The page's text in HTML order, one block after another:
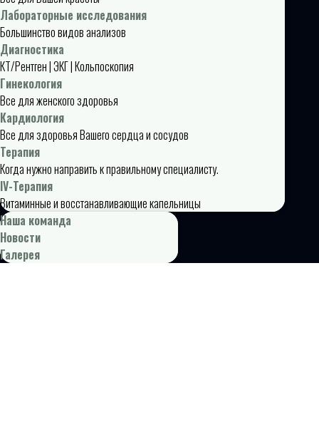
Лабораторные исследования
Большинство видов анализов
Диагностика
КТ/Рентген | ЭКГ | Кольпоскопия
Гинекология
Все для женского здоровья
Кардиология
Все для здоровья Вашего сердца и сосудов
Терапия
Когда нужно направить к правильному специалисту.
IV-Терапия
Витаминные и восстанавливающие капельницы
Наша команда
Новости
Галерея